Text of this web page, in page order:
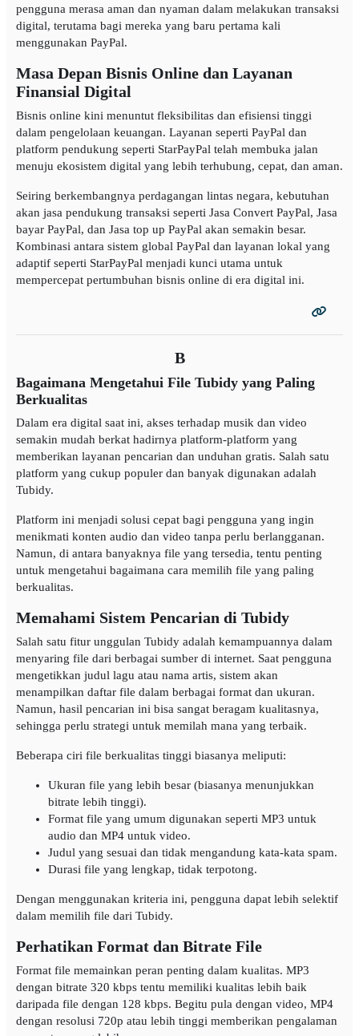
pengguna merasa aman dan nyaman dalam melakukan transaksi
digital, terutama bagi mereka yang baru pertama kali
menggunakan PayPal.
Masa Depan Bisnis Online dan Layanan
Finansial Digital
Bisnis online kini menuntut fleksibilitas dan efisiensi tinggi
dalam pengelolaan keuangan. Layanan seperti PayPal dan
platform pendukung seperti StarPayPal telah membuka jalan
menuju ekosistem digital yang lebih terhubung, cepat, dan aman.
Seiring berkembangnya perdagangan lintas negara, kebutuhan
akan jasa pendukung transaksi seperti Jasa Convert PayPal, Jasa
bayar PayPal, dan Jasa top up PayPal akan semakin besar.
Kombinasi antara sistem global PayPal dan layanan lokal yang
adaptif seperti StarPayPal menjadi kunci utama untuk
mempercepat pertumbuhan bisnis online di era digital ini.
B
Bagaimana Mengetahui File Tubidy yang Paling
Berkualitas
Dalam era digital saat ini, akses terhadap musik dan video
semakin mudah berkat hadirnya platform-platform yang
memberikan layanan pencarian dan unduhan gratis. Salah satu
platform yang cukup populer dan banyak digunakan adalah
Tubidy.
Platform ini menjadi solusi cepat bagi pengguna yang ingin
menikmati konten audio dan video tanpa perlu berlangganan.
Namun, di antara banyaknya file yang tersedia, tentu penting
untuk mengetahui bagaimana cara memilih file yang paling
berkualitas.
Memahami Sistem Pencarian di Tubidy
Salah satu fitur unggulan Tubidy adalah kemampuannya dalam
menyaring file dari berbagai sumber di internet. Saat pengguna
mengetikkan judul lagu atau nama artis, sistem akan
menampilkan daftar file dalam berbagai format dan ukuran.
Namun, hasil pencarian ini bisa sangat beragam kualitasnya,
sehingga perlu strategi untuk memilah mana yang terbaik.
Beberapa ciri file berkualitas tinggi biasanya meliputi:
Ukuran file yang lebih besar (biasanya menunjukkan
bitrate lebih tinggi).
Format file yang umum digunakan seperti MP3 untuk
audio dan MP4 untuk video.
Judul yang sesuai dan tidak mengandung kata-kata spam.
Durasi file yang lengkap, tidak terpotong.
Dengan menggunakan kriteria ini, pengguna dapat lebih selektif
dalam memilih file dari Tubidy.
Perhatikan Format dan Bitrate File
Format file memainkan peran penting dalam kualitas. MP3
dengan bitrate 320 kbps tentu memiliki kualitas lebih baik
daripada file dengan 128 kbps. Begitu pula dengan video, MP4
dengan resolusi 720p atau lebih tinggi memberikan pengalaman